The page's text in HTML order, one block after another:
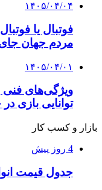
۱۴۰۵/۰۴/۰۴
فوتبال یا
مردم جهان جای
۱۴۰۵/۰۴/۰۱
ویژگی‌های فنی
توانایی بازی
بازار و کسب کار
4 روز پیش
جدول قیمت